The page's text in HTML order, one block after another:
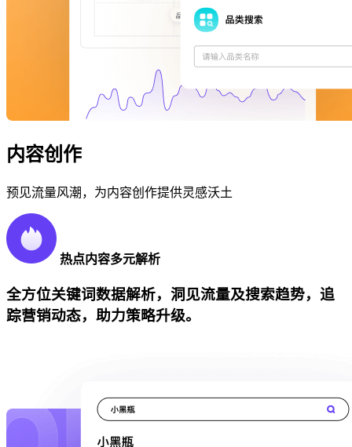
内容创作
预见流量风潮，为内容创作提供灵感沃土
热点内容多元解析
全方位关键词数据解析，洞见流量及搜索趋势，追
踪营销动态，助力策略升级。